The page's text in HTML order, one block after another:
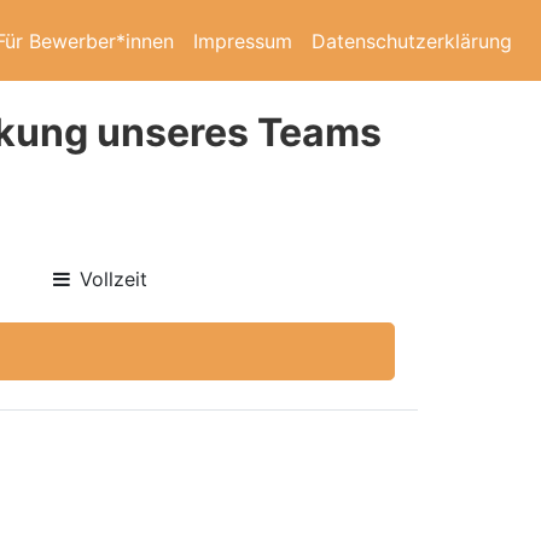
Bewerber*innen Impressum Datenschutzerklärung
unseres Teams
Vollzeit